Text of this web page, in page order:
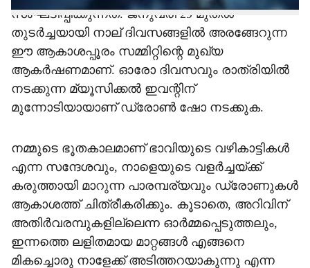
സംഘടിപ്പിക്കുന്നത്. ജനുവരി 29 മുതല്‍
തുടര്‍ച്ചയായി നാല് ദിവസങ്ങളില്‍ അരങ്ങേറുന്ന
ഈ ആകാശപ്പൂരം സമ്മിറ്റിന്റെ മുഖ്യ
ആകര്‍ഷണമാണ്. ഓരോ ദിവസവും രാത്രിയില്‍
നടക്കുന്ന മ്യൂസിക്കല്‍ ഇവന്റിന്
മുന്നോടിയായാണ് ഡ്രോണ്‍ ഷോ നടക്കുക.
നമ്മുടെ ഭൂതകാലമാണ് ഭാവിയുടെ വഴികാട്ടികള്‍
എന്ന സന്ദേശവും, നാളെയുടെ വളര്‍ച്ചയ്ക്ക്
കരുത്തായി മാറുന്ന പാരമ്പര്യവും ഡ്രോണുകള്‍
ആകാശത്ത് ചിത്രീകരിക്കും. കൂടാതെ, അറിവിന്
അതിര്‍വരമ്പുകളില്ലെന്ന ഓര്‍മ്മപ്പെടുത്തലും,
ഇന്നത്തെ ലളിതമായ മാറ്റങ്ങള്‍ എങ്ങനെ
മികച്ചൊരു നാളേക്ക് അടിത്തറയാകുന്നു എന്ന